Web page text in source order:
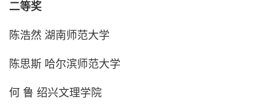
二等奖
陈浩然 湖南师范大学
陈思斯 哈尔滨师范大学
何 鲁 绍兴文理学院